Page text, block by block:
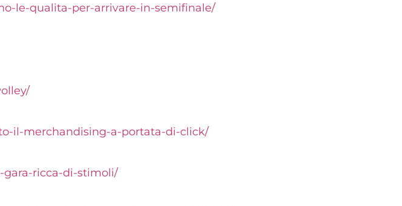
le-qualita-per-arrivare-in-semifinale/
il-merchandising-a-portata-di-click/
gara-ricca-di-stimoli/